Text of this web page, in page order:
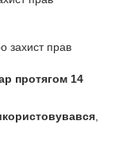
захист прав
протягом 14